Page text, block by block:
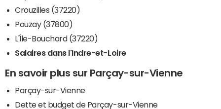
Crouzilles (37220)
Pouzay (37800)
L'Île-Bouchard (37220)
Salaires dans l'Indre-et-Loire
En savoir plus sur Parçay-sur-Vienne
Parçay-sur-Vienne
Dette et budget de Parçay-sur-Vienne